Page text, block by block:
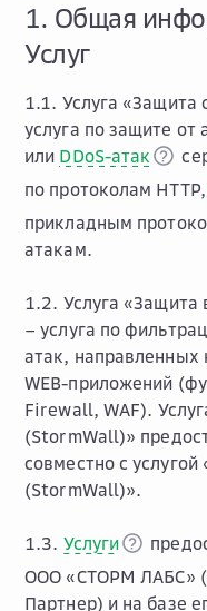
1. Общая
Услуг
1.1. Услуга «Защита
услуга по защите от
или DDoS-атак
по протоколам HTTP,
прикладным
атакам.
1.2. Услуга
– услуга по
атак, направленных
WEB-приложений
Firewall, WAF).
(StormWall)»
совместно с
(StormWall)».
1.3. Услуги
ООО «СТОРМ ЛАБС»
Партнер) и на базе